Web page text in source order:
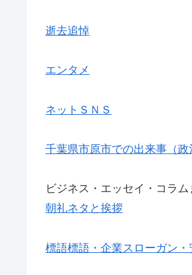
逝去追悼
エンタメ
ネットＳＮＳ
千葉県市原市での出来事（政
ビジネス・エッセイ・コラム
朝礼ネタと挨拶
標語標語・企業スローガン